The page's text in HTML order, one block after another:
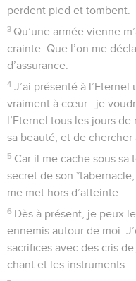
perdent pied et tombent.
3 Qu’une armée vienne
crainte. Que l’on me
d’assurance.
4 J’ai présenté à
vraiment à cœur : je
l’Eternel tous les jours de
sa beauté, et de chercher
5 Car il me cache sous sa
secret de son
me met hors d’atteinte.
6 Dès à présent, je peux
ennemis autour de moi.
sacrifices avec des cris
chant et les instruments.